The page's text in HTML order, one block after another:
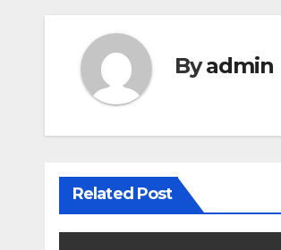
Byadmin
Related Post